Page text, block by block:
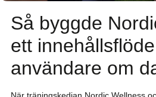
Så byggde
ett
användare om